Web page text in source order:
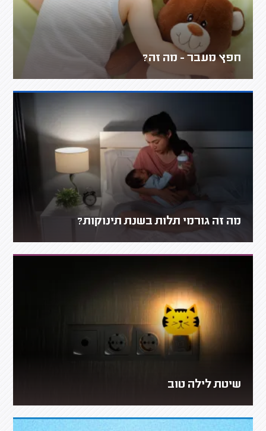
חפץ מעבר - מה זה?
מה זה גורמי תלות בשנת תינוקות?
שיטת לילה טוב